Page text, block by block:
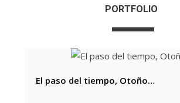
PORTFOLIO
El paso del tiempo, Otoño…